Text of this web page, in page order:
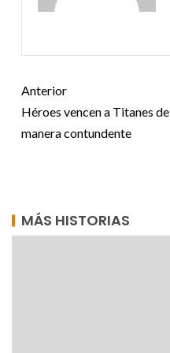
Anterior
Héroes vencen a Titanes de
manera contundente
MÁS HISTORIAS